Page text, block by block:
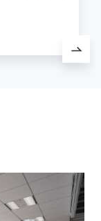
が主
部門」
賞の
における
ューション
顕著な成果